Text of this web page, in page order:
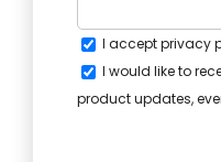
I acceptprivacy
I would like to
product updates,